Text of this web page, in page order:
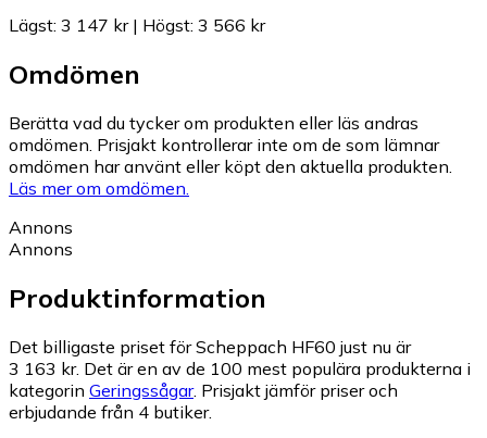
Lägst: 3 147 kr| Högst: 3 566 kr
Omdömen
Berätta vad du tycker om produkten eller läs andras
omdömen. Prisjakt kontrollerar inte om de som lämnar
omdömen har använt eller köpt den aktuella produkten.
Läs mer om omdömen.
Annons
Annons
Produktinformation
Det billigaste priset för Scheppach HF60 just nu är
3 163 kr. Det är en av de 100 mest populära produkterna i
kategorin Geringssågar. Prisjakt jämför priser och
erbjudande från 4 butiker.